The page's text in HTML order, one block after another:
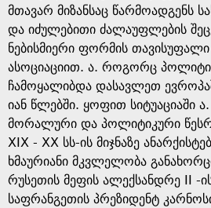
g
e
მთავარ მიზანსაც წარმოადგენს
და იძულებითი ძალაუფლების
ნებისმიერი ფორმის
ასოციაციით. ა. როგორც
ჩამოყალიბდა დასავლეთ
იან წლებში. ყოფით სიტუაციაში ა.
მორალური და პოლიტიკური
XIX - XX სს-ის მიჯნაზე
ხმაურიანი მკვლელობა
რუსეთის მეფის ალექსანდრე II -
საფრანგეთის პრეზიდენტ